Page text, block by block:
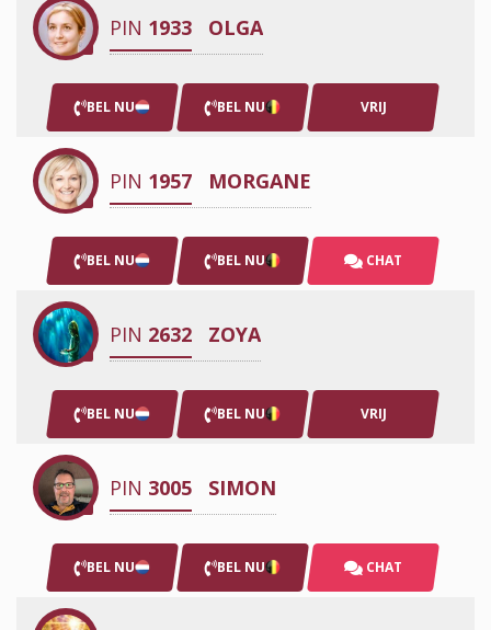
PIN 1933 OLGA
BEL NU BEL NU VRIJ
PIN 1957 MORGANE
BEL NU BEL NU CHAT
PIN 2632 ZOYA
BEL NU BEL NU VRIJ
PIN 3005 SIMON
BEL NU BEL NU CHAT